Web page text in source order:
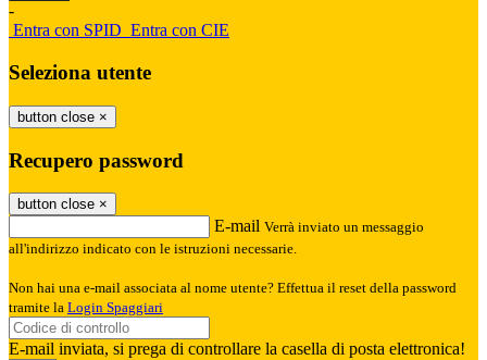
-
Entra con SPID Entra con CIE
Seleziona utente
button close ×
Recupero password
button close ×
E-mail Verrà inviato un messaggio
all'indirizzo indicato con le istruzioni necessarie.
Non hai una e-mail associata al nome utente? Effettua il reset della password
tramite la Login Spaggiari
E-mail inviata, si prega di controllare la casella di posta elettronica!